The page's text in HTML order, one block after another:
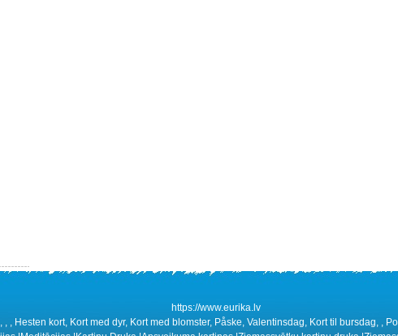
https://www.eurika.lv
, , , Hesten kort, Kort med dyr, Kort med blomster, Påske, Valentinsdag, Kort til bursdag, ,